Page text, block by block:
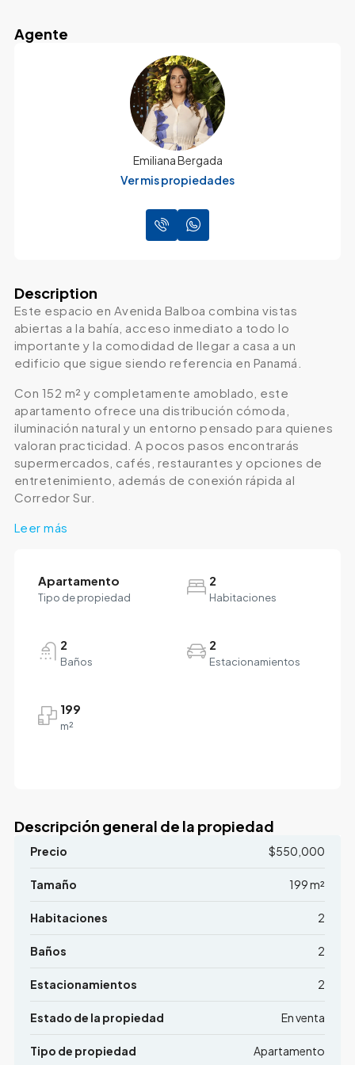
Agente
Emiliana Bergada
Ver mis propiedades
Description
Este espacio en Avenida Balboa combina vistas
abiertas a la bahía, acceso inmediato a todo lo
importante y la comodidad de llegar a casa a un
edificio que sigue siendo referencia en Panamá.
Con 152 m² y completamente amoblado, este
apartamento ofrece una distribución cómoda,
iluminación natural y un entorno pensado para quienes
valoran practicidad. A pocos pasos encontrarás
supermercados, cafés, restaurantes y opciones de
entretenimiento, además de conexión rápida al
Corredor Sur.
Leer más
Apartamento
Tipo de propiedad
2
Habitaciones
2
Baños
2
Estacionamientos
199
m²
Descripción general de la propiedad
Precio $550,000
Tamaño 199 m²
Habitaciones 2
Baños 2
Estacionamientos 2
Estado de la propiedad En venta
Tipo de propiedad Apartamento